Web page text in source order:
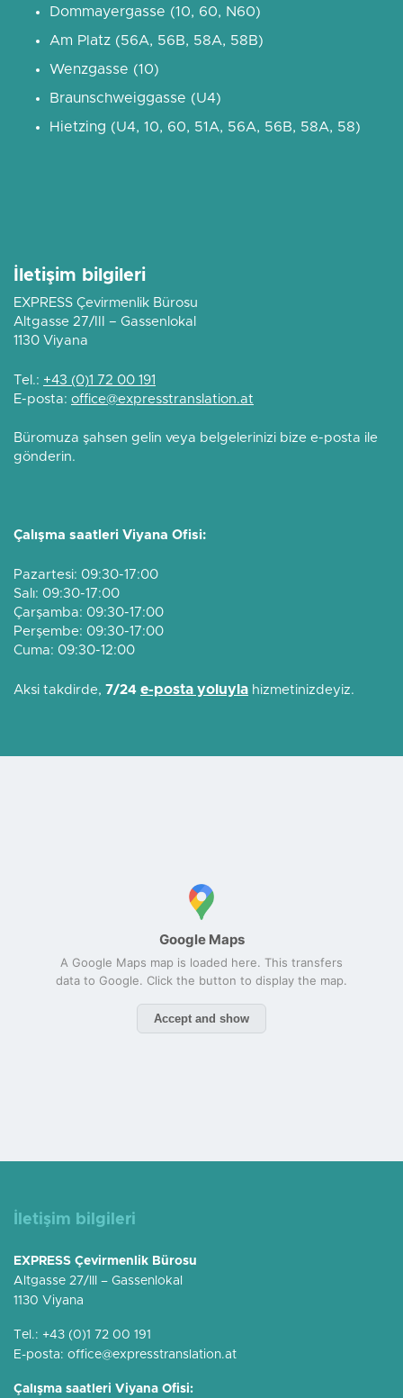
Dommayergasse (10, 60, N60)
Am Platz (56A, 56B, 58A, 58B)
Wenzgasse (10)
Braunschweiggasse (U4)
Hietzing (U4, 10, 60, 51A, 56A, 56B, 58A, 58)
İletişim bilgileri
EXPRESS Çevirmenlik Bürosu
Altgasse 27/III – Gassenlokal
1130 Viyana
Tel.: +43 (0)1 72 00 191
E-posta: office@expresstranslation.at
Büromuza şahsen gelin veya belgelerinizi bize e-posta ile
gönderin.
Çalışma saatleri Viyana Ofisi:
Pazartesi: 09:30-17:00
Salı: 09:30-17:00
Çarşamba: 09:30-17:00
Perşembe: 09:30-17:00
Cuma: 09:30-12:00
Aksi takdirde, 7/24 e-posta yoluyla hizmetinizdeyiz.
İletişim bilgileri
EXPRESS Çevirmenlik Bürosu
Altgasse 27/III – Gassenlokal
1130 Viyana
Tel.: +43 (0)1 72 00 191
E-posta: office@expresstranslation.at
Çalışma saatleri Viyana Ofisi: